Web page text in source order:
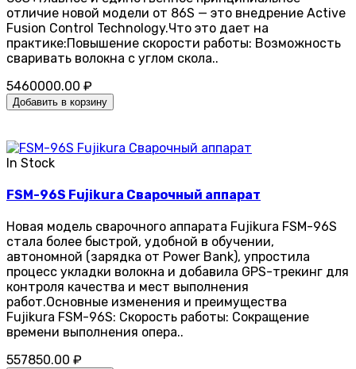
отличие новой модели от 86S — это внедрение Active
Fusion Control Technology.Что это дает на
практике:Повышение скорости работы: Возможность
сваривать волокна с углом скола..
5460000.00 ₽
Добавить в корзину
In Stock
FSM-96S Fujikura Сварочный аппарат
Новая модель сварочного аппарата Fujikura FSM-96S
стала более быстрой, удобной в обучении,
автономной (зарядка от Power Bank), упростила
процесс укладки волокна и добавила GPS-трекинг для
контроля качества и мест выполнения
работ.Основные изменения и преимущества
Fujikura FSM-96S: Скорость работы: Сокращение
времени выполнения опера..
557850.00 ₽